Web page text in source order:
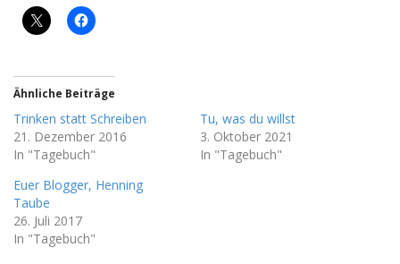
Ähnliche Beiträge
Trinken statt Schreiben
21. Dezember 2016
In "Tagebuch"
Tu, was du willst
3. Oktober 2021
In "Tagebuch"
Euer Blogger, Henning
Taube
26. Juli 2017
In "Tagebuch"